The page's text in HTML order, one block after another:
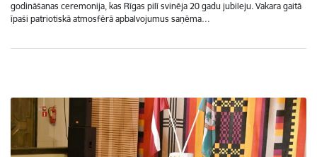
godināšanas ceremonija, kas Rīgas pilī svinēja 20 gadu jubileju. Vakara gaitā
īpaši patriotiskā atmosfērā apbalvojumus saņēma…